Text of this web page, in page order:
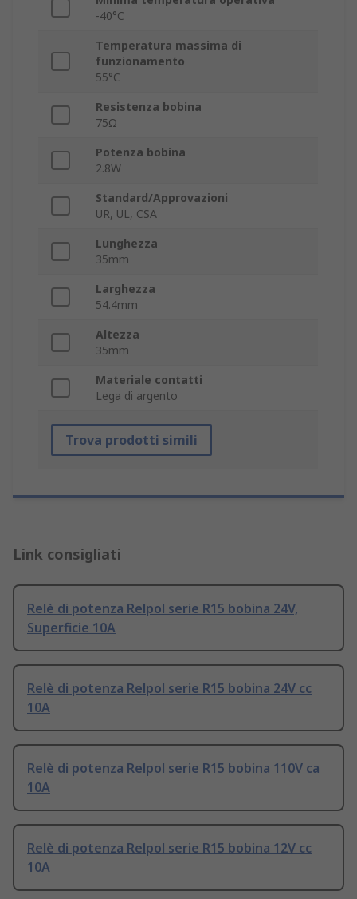
-40°C
Temperatura massima di
funzionamento
55°C
Resistenza bobina
75Ω
Potenza bobina
2.8W
Standard/Approvazioni
UR, UL, CSA
Lunghezza
35mm
Larghezza
54.4mm
Altezza
35mm
Materiale contatti
Lega di argento
Trova prodotti simili
Link consigliati
Relè di potenza Relpol serie R15 bobina 24V,
Superficie 10A
Relè di potenza Relpol serie R15 bobina 24V cc
10A
Relè di potenza Relpol serie R15 bobina 110V ca
10A
Relè di potenza Relpol serie R15 bobina 12V cc
10A